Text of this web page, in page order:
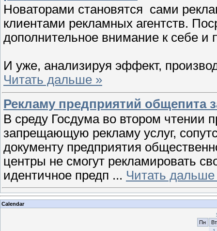
Новаторами становятся сами
клиентами рекламных агентств.
дополнительное внимание к себе и
И уже, анализируя эффект,
Читать дальше »
Рекламу предприятий общепита
В среду Госдума во втором чтении
запрещающую рекламу услуг,
документу предприятия
центры не смогут рекламировать
идентичное предп ... Читать дальше
Calendar
Пн
Вт